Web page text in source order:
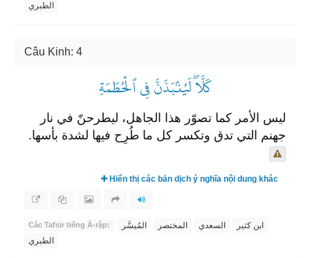
الطبري
Câu Kinh: 4
كَلَّاۖ لَيُنۢبَذَنَّ فِي ٱلۡحُطَمَةِ
ليس الأمر كما تصوّر هذا الجاهل، ليطرحنّ في نار
جهنم التي تدق وتكسر كل ما طُرِح فيها لشدة بأسها.
Hiển thị các bản dịch ý nghĩa nội dung khác
Các Tafsir tiếng Ả-rập: المُيسَّر المختصر السعدي
ابن كثير
الطبري